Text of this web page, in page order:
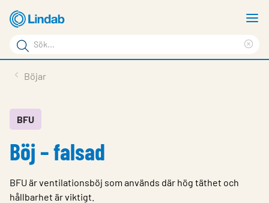
Hoppa
till
huvudinnehållet
Sökord
Sök
på
Service & Support
Hållbarhet
Om Lindab
Kontakt
Böjar
BFU
Böj – falsad
BFU är ventilationsböj som används där hög täthet och
hållbarhet är viktigt.